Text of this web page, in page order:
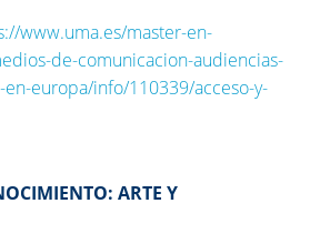
www.uma.es/master-en-
de-comunicacion-audiencias-
europa/info/110339/acceso-y-
ARTE Y